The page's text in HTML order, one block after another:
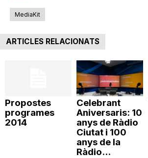
MediaKit
ARTICLES RELACIONATS
Propostes
programes
2014
Celebrant
Aniversaris: 10
anys de Ràdio
Ciutat i 100
anys de la
Ràdio...